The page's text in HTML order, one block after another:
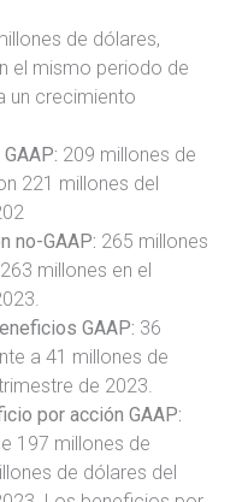
de dólares,
el mismo periodo de
un crecimiento
209 millones de
221 millones del
no-GAAP: 265 millones
millones en el
GAAP: 36
a 41 millones de
de 2023.
por acción GAAP:
197 millones de
de dólares del